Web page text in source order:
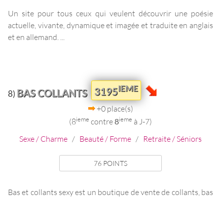
Un site pour tous ceux qui veulent découvrir une poésie
actuelle, vivante, dynamique et imagée et traduite en anglais
et en allemand. ...
8) BAS COLLANTS 3195IEME
+0 place(s)
(8ieme contre8ieme à J-7)
Sexe / Charme / Beauté / Forme / Retraite / Séniors
76 POINTS
Bas et collants sexy est un boutique de vente de collants, bas